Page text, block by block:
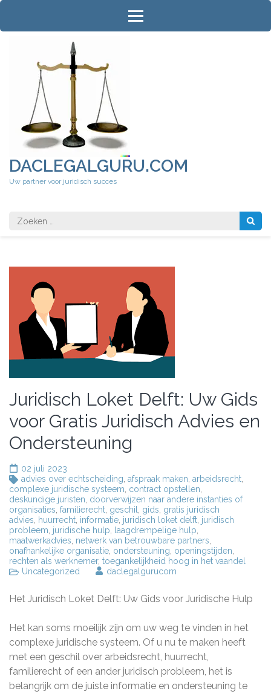
Ga
inhoud
DACLEGALGURU.COM
Uw partner voor juridisch succes
Zoeken
naar:
Juridisch Loket Delft: Uw Gids
voor Gratis Juridisch Advies en
Ondersteuning
02 juli 2023
advies over echtscheiding afspraak maken arbeidsrecht
complexe juridische systeem contract opstellen
deskundige juristen doorverwijzen naar andere instanties of
organisaties familierecht geschil gids gratis juridisch
advies
huurrecht informatie juridisch loket delft juridisch
probleem juridische hulp laagdrempelige hulp
maatwerkadvies netwerk van betrouwbare partners
onafhankelijke organisatie ondersteuning openingstijden
rechten als werknemer, toegankelijkheid hoog in het vaandel
Uncategorized
daclegalgurucom
Het Juridisch Loket Delft: Uw Gids voor Juridische Hulp
Het kan soms moeilijk zijn om uw weg te vinden in het
complexe juridische systeem. Of u nu te maken heeft
met een geschil over arbeidsrecht, huurrecht,
familierecht of een ander juridisch probleem, het is
belangrijk om de juiste informatie en ondersteuning te